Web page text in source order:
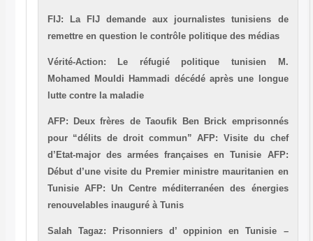
FIJ: La FIJ demande aux journalistes tunisiens de
remettre en question le contrôle politique des médias
Vérité-Action: Le réfugié politique tunisien M.
Mohamed Mouldi Hammadi décédé après une longue
lutte contre la maladie
AFP: Deux frères de Taoufik Ben Brick emprisonnés
pour “délits de droit commun” AFP: Visite du chef
d’Etat-major des armées françaises en Tunisie AFP:
Début d’une visite du Premier ministre mauritanien en
TunisieAFP: Un Centre méditerranéen des énergies
renouvelables inauguré à Tunis
Salah Tagaz: Prisonniers d’ oppinion en Tunisie –